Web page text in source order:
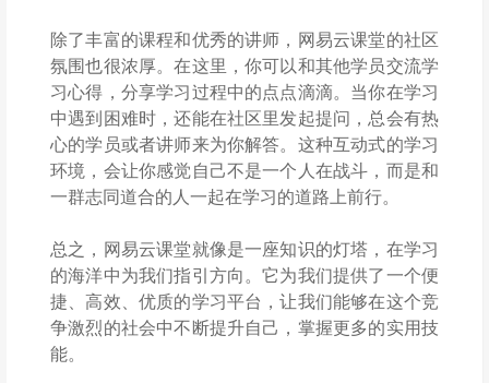
除了丰富的课程和优秀的讲师，网易云课堂的社区
氛围也很浓厚。在这里，你可以和其他学员交流学
习心得，分享学习过程中的点点滴滴。当你在学习
中遇到困难时，还能在社区里发起提问，总会有热
心的学员或者讲师来为你解答。这种互动式的学习
环境，会让你感觉自己不是一个人在战斗，而是和
一群志同道合的人一起在学习的道路上前行。
总之，网易云课堂就像是一座知识的灯塔，在学习
的海洋中为我们指引方向。它为我们提供了一个便
捷、高效、优质的学习平台，让我们能够在这个竞
争激烈的社会中不断提升自己，掌握更多的实用技
能。